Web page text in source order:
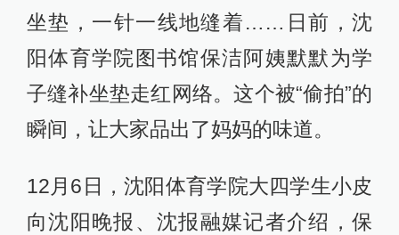
坐垫，一针一线地缝着……日前，沈
阳体育学院图书馆保洁阿姨默默为学
子缝补坐垫走红网络。这个被“偷拍”的
瞬间，让大家品出了妈妈的味道。
12月6日，沈阳体育学院大四学生小皮
向沈阳晚报、沈报融媒记者介绍，保